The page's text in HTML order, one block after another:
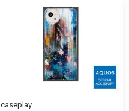
caseplay